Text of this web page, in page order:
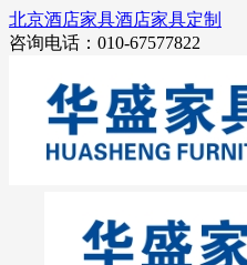
北京酒店家具酒店家具定制
咨询电话：010-67577822